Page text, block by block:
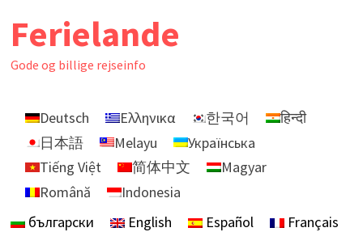
Ferielande
Gode ​​og billige rejseinfo
Deutsch Ελληνικα 한국어
हिन्दी
日本語
Melayu
Українська
Tiếng Việt
简体中文
Magyar
Română
Indonesia
български
English Español
Français